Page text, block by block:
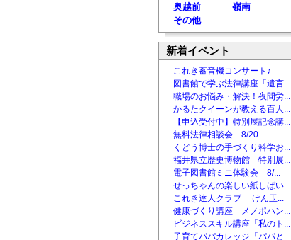
奥越前
嶺南
その他
新着イベント
これき蓄音機コンサート♪
図書館で学ぶ法律講座「遺言...
職場のお悩み・解決！夜間労...
かるたクイーンが教える百人...
【申込受付中】特別展記念講...
無料法律相談会 8/20
くどう博士の手づくり科学お...
福井県立歴史博物館 特別展...
電子図書館ミニ体験会 8/...
せっちゃんの楽しい紙しばい...
これき達人クラブ けん玉...
健康づくり講座「メノポハン...
ビジネススキル講座「私のト...
子育てパパカレッジ「パパと...